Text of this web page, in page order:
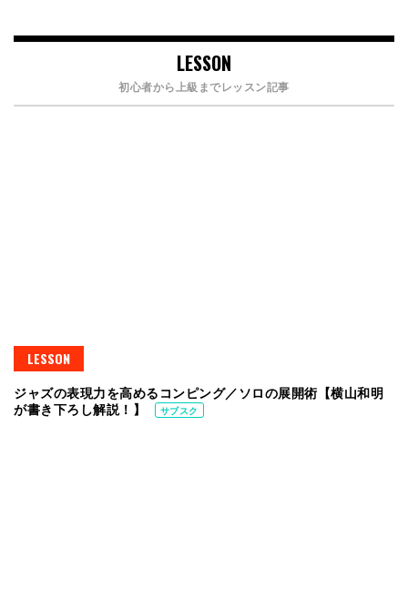
LESSON
初心者から上級までレッスン記事
LESSON
ジャズの表現力を高めるコンピング／ソロの展開術【横山和明
が書き下ろし解説！】
サブスク